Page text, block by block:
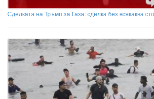
Сделката на Тръмп за Газа: сделка без всякаква